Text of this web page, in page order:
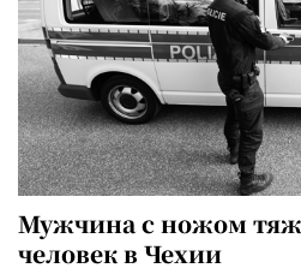
Мужчина с ножом
человек в Чехии